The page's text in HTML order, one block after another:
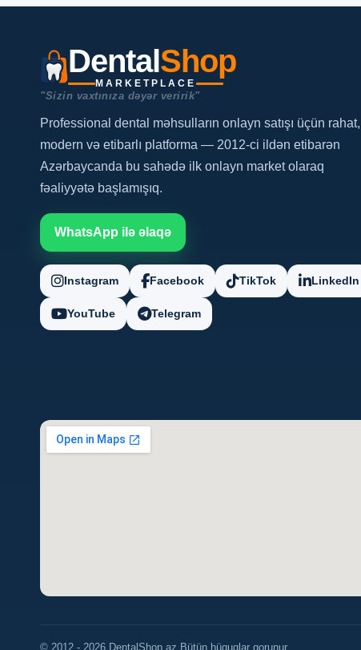
DentalShop
MARKETPLACE
"Sizin vaxtınıza dəyər veririk"
Professional dental məhsulların onlayn satışı üçün rahat,
modern və etibarlı platforma — 2012-ci ildən etibarən
Azərbaycanda bu sahədə ilk onlayn market olaraq
fəaliyyətə başlamışıq.
WhatsApp ilə əlaqə
Instagram Facebook TikTok LinkedIn
YouTube Telegram
© 2012 - 2026 DentalShop.az Bütün hüquqlar qorunur.